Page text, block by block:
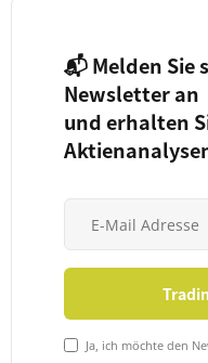
📬 Melden Sie
Newsletter an
und erhalten
Ja, ich möchte den